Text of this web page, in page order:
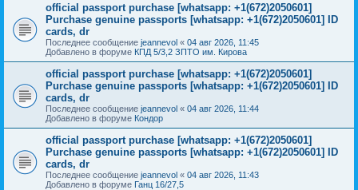
official passport purchase [whatsapp: +1(672)2050601]
Purchase genuine passports [whatsapp: +1(672)2050601] ID
cards, dr
Последнее сообщение jeannevol « 04 авг 2026, 11:45
Добавлено в форуме КПД 5/3,2 ЗПТО им. Кирова
official passport purchase [whatsapp: +1(672)2050601]
Purchase genuine passports [whatsapp: +1(672)2050601] ID
cards, dr
Последнее сообщение jeannevol « 04 авг 2026, 11:44
Добавлено в форуме Кондор
official passport purchase [whatsapp: +1(672)2050601]
Purchase genuine passports [whatsapp: +1(672)2050601] ID
cards, dr
Последнее сообщение jeannevol « 04 авг 2026, 11:43
Добавлено в форуме Ганц 16/27,5